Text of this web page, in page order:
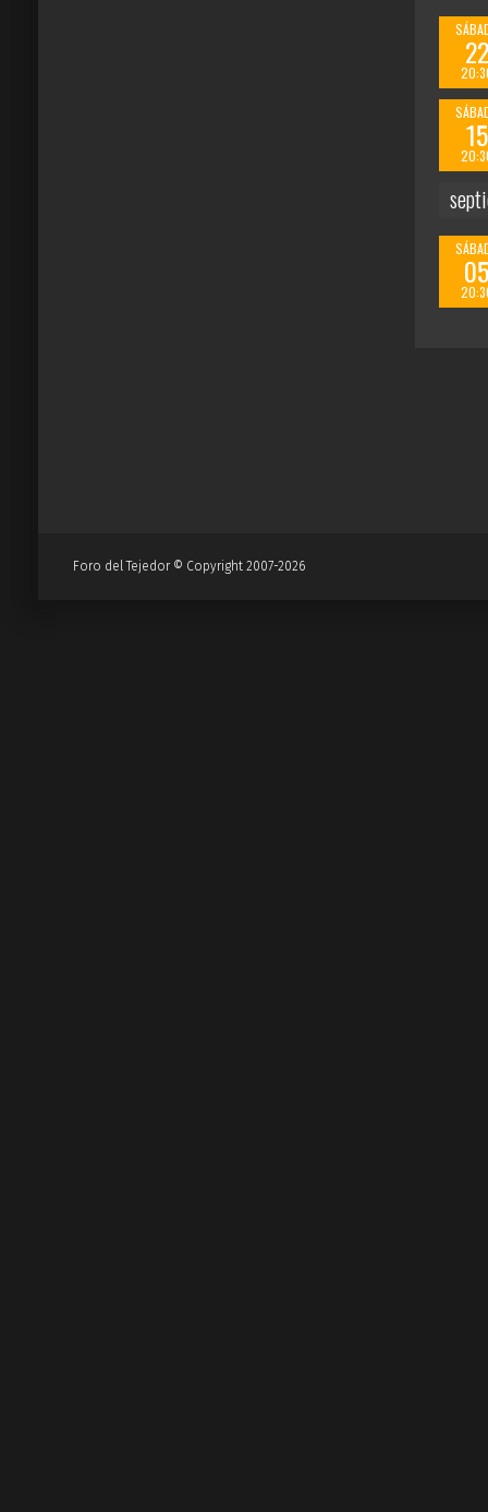
22
15
Foro del Tejedor © Copyright 2007-2026